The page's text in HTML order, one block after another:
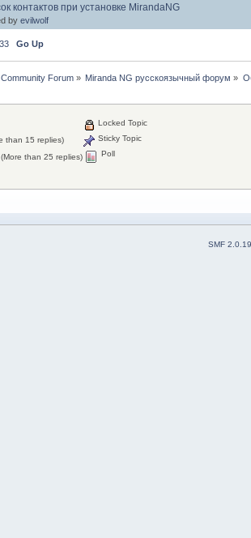
контактов при установке MirandaNG
by evilwolf
33 Go Up
Forum» Miranda NG русскоязычный форум »
than 15 replies)
than 25 replies)
Locked Topic
Sticky Topic
Poll
SMF 2.0.19